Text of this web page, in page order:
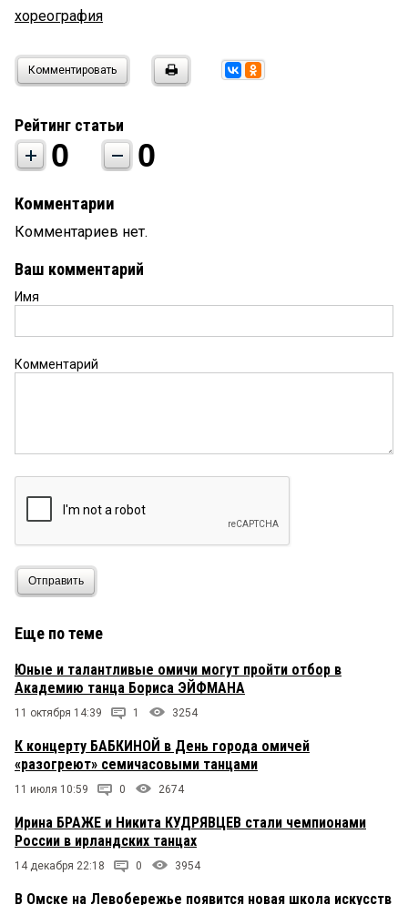
хореография
Комментировать
Рейтинг статьи
0 0
Комментарии
Комментариев нет.
Ваш комментарий
Имя
Комментарий
Отправить
Еще по теме
Юные и талантливые омичи могут пройти отбор в
Академию танца Бориса ЭЙФМАНА
11 октября 14:39 1 3254
К концерту БАБКИНОЙ в День города омичей
«разогреют» семичасовыми танцами
11 июля 10:59 0 2674
Ирина БРАЖЕ и Никита КУДРЯВЦЕВ стали чемпионами
России в ирландских танцах
14 декабря 22:18 0 3954
В Омске на Левобережье появится новая школа искусств